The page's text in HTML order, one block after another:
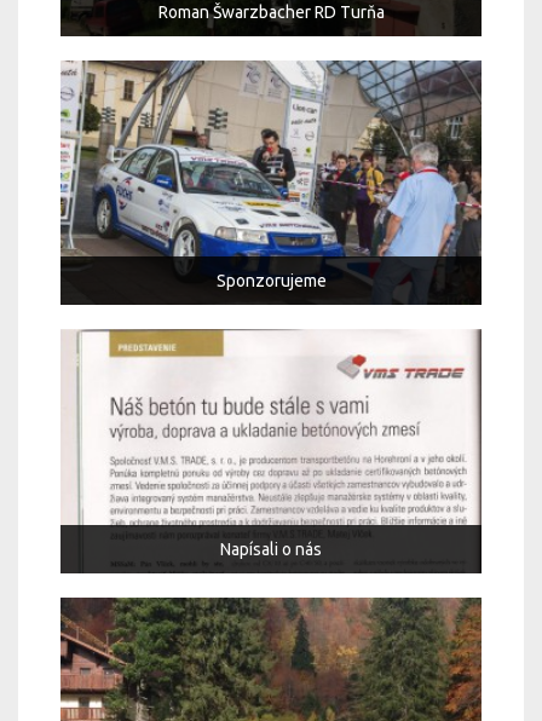
Roman Šwarzbacher RD Turňa
Sponzorujeme
Napísali o nás